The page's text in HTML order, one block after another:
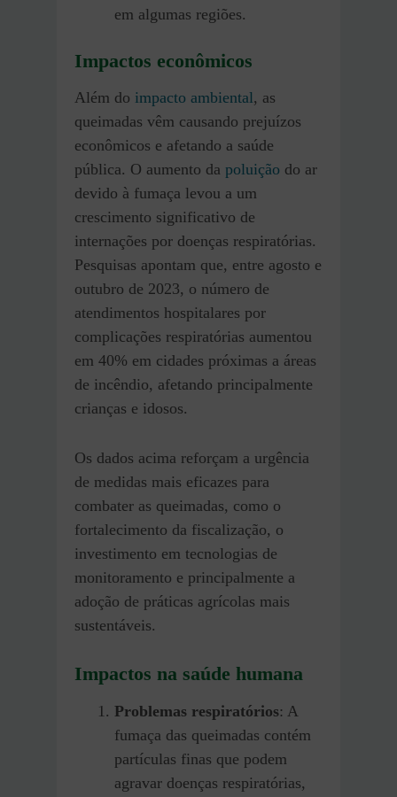
em algumas regiões.
Impactos econômicos
Além do impacto ambiental, as
queimadas vêm causando prejuízos
econômicos e afetando a saúde
pública. O aumento da poluição do ar
devido à fumaça levou a um
crescimento significativo de
internações por doenças respiratórias.
Pesquisas apontam que, entre agosto e
outubro de 2023, o número de
atendimentos hospitalares por
complicações respiratórias aumentou
em 40% em cidades próximas a áreas
de incêndio, afetando principalmente
crianças e idosos.
Os dados acima reforçam a urgência
de medidas mais eficazes para
combater as queimadas, como o
fortalecimento da fiscalização, o
investimento em tecnologias de
monitoramento e principalmente a
adoção de práticas agrícolas mais
sustentáveis.
Impactos na saúde humana
Problemas respiratórios: A
fumaça das queimadas contém
partículas finas que podem
agravar doenças respiratórias,